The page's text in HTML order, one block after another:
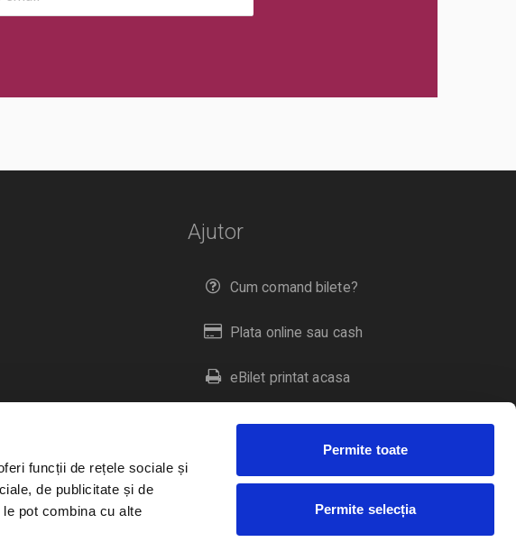
funcții de rețele sociale și
de publicitate și de
pot combina cu alte
Permite toate
Permite selecția
Ajutor
Cum comand bilete?
Plata online sau cash
eBilet printat acasa
Livrare prin curier
Duplicare bilete